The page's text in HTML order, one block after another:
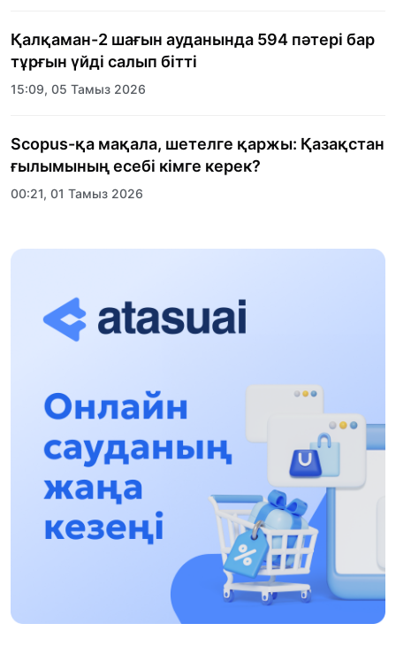
Қалқаман-2 шағын ауданында 594 пәтері бар
тұрғын үйді салып бітті
15:09, 05 Тамыз 2026
Scopus-қа мақала, шетелге қаржы: Қазақстан
ғылымының есебі кімге керек?
00:21, 01 Тамыз 2026
«Заң керуені» жобасы: Абай облысында
17:31, 31 Шілде 2026
13:13, 30 Шілде 2026
Асхат Асылбеков: Күшті билікке күшті
тұлғалар керек!
12:01, 28 Шілде 2026
Абзал Достияр: Думан Мұхаметкәрімді
Алматы түрмесіне ауыстыруы мүмкін
16:15, 27 Шілде 2026